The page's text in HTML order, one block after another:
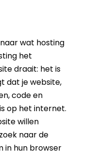
wat hosting
het
draait: het is
dat je website,
code en
op het internet.
willen
naar de
in hun browser